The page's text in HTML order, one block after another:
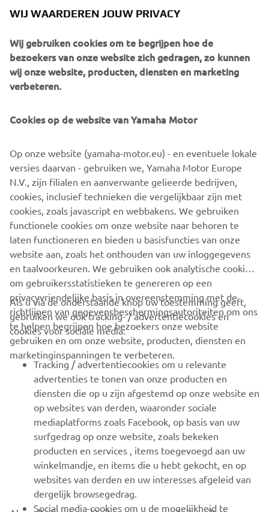
rijpraktijken te ontwikkelen.
praktijkgerichte rijopleiding of ervaring. Neem de tijd om
jezelf vertrouwd te maken met de ATV voordat je gaat
rijden en zorg ervoor dat je de instructies en
waarschuwingen in de handleiding van je ATV leest en
Het duurt ongeveer 30 minuten om de cursus te voltooien
VOLG DE TRAINING
CORPORATE
VOOR BEDRIJVEN
MEER YAMAHA
ONDERSTEUNING
NIEUWSBRIEF
Wees de eerste die meer te weten komt over de nieuwste deals,
speciale evenementen, nieuwe producten en nog veel meer
WIJ WAARDEREN JOUW PRIVACY
Wij gebruiken cookies om te begrijpen hoe de
bezoekers van onze website zich gedragen, zo kunnen
wij onze website, producten, diensten en marketing
verbeteren.
Cookies op de website van Yamaha Motor
Op onze website (yamaha-motor.eu) - en eventuele lokale
versies daarvan - gebruiken we, Yamaha Motor Europe
N.V., zijn filialen en aanverwante gelieerde bedrijven,
cookies, inclusief technieken die vergelijkbaar zijn met
cookies, zoals javascript en webbakens. We gebruiken
functionele cookies om onze website naar behoren te
laten functioneren en bieden u basisfuncties van onze
website aan, zoals het onthouden van uw inloggegevens
en taalvoorkeuren. We gebruiken ook analytische cookies
om gebruikersstatistieken te genereren op een
privacyvriendelijke basis in overeenstemming met de
richtlijnen van gegevensbeschermingsautoriteiten om ons
te helpen begrijpen hoe bezoekers onze website
gebruiken en om onze website, producten, diensten en
marketinginspanningen te verbeteren.
Als u via de onderstaande knop uw toestemming geeft,
gebruiken we ook tracking- / advertentiecookies en
cookies voor sociale media:
Tracking / advertentiecookies om u relevante
advertenties te tonen van onze producten en
diensten die op u zijn afgestemd op onze website en
op websites van derden, waaronder sociale
mediaplatforms zoals Facebook, op basis van uw
surfgedrag op onze website, zoals bekeken
producten en services , items toegevoegd aan uw
winkelmandje, en items die u hebt gekocht, en op
websites van derden en uw interesses afgeleid van
dergelijk browsegedrag.
Social media-cookies om u de mogelijkheid te